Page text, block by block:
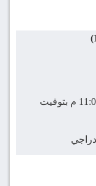
10:00 م بتوقيت القاهرة – 11:00 م بتوقيت